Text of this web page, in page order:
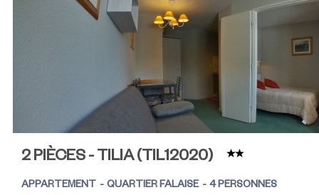
2 PIÈCES - TILIA(TIL12020)
APPARTEMENT QUARTIER FALAISE
4 PERSONNES